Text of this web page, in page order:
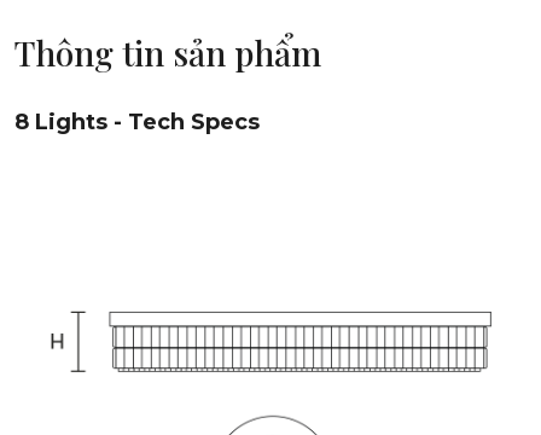
Thông tin sản phẩm
8 Lights - Tech Specs